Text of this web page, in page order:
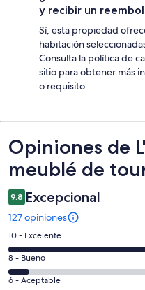
y recibir un
Sí, esta propiedad
habitación
Consulta la política de
sitio para obtener más
o requisito.
Opiniones
Opiniones de
meublé de
9.8 Excepcional
127 opiniones
Puntuación
de
10,
es
10 - Excelente
Puntuación
de
8 - Bueno
Puntuación
6 - Aceptable